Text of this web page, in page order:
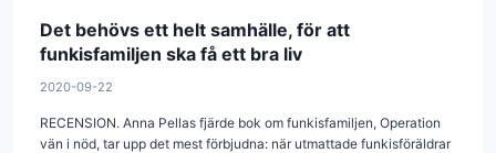
Det behövs ett helt samhälle, för att
funkisfamiljen ska få ett bra liv
2020-09-22
RECENSION. Anna Pellas fjärde bok om funkisfamiljen, Operation
vän i nöd, tar upp det mest förbjudna: när utmattade funkisföräldrar